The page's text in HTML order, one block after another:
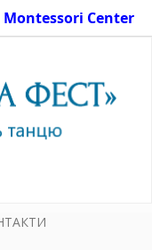
Montessori Center